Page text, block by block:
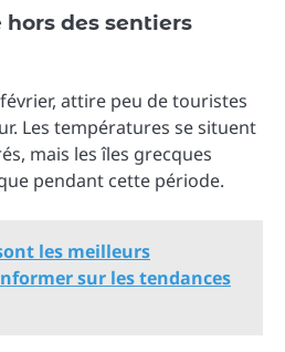
des sentiers
février, attire peu de touristes
Les températures se situent
mais les îles grecques
pendant cette période.
les meilleurs
sur les tendances